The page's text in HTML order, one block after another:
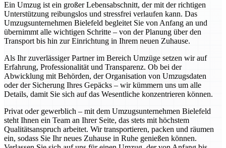
Ein Umzug ist ein großer Lebensabschnitt, der mit der richtigen
Unterstützung reibungslos und stressfrei verlaufen kann. Das
Umzugsunternehmen Bielefeld begleitet Sie von Anfang an und
übernimmt alle wichtigen Schritte – von der Planung über den
Transport bis hin zur Einrichtung in Ihrem neuen Zuhause.
Als Ihr zuverlässiger Partner im Bereich Umzüge setzen wir auf
Erfahrung, Professionalität und Transparenz. Ob bei der
Abwicklung mit Behörden, der Organisation von Umzugsdaten
oder der Sicherung Ihres Gepäcks – wir kümmern uns um alle
Details, damit Sie sich auf das Wesentliche konzentrieren können.
Privat oder gewerblich – mit dem Umzugsunternehmen Bielefeld
steht Ihnen ein Team an Ihrer Seite, das stets mit höchstem
Qualitätsanspruch arbeitet. Wir transportieren, packen und räumen
ein, sodass Sie Ihr neues Zuhause in Ruhe genießen können.